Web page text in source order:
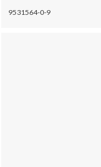
9531564-0-9